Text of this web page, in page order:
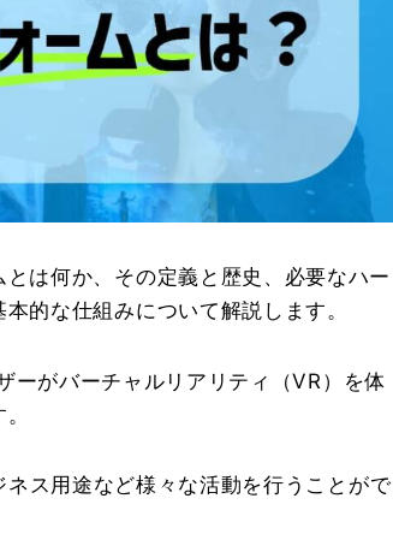
は何か、その定義と歴史、必要なハー
的な仕組みについて解説します。
ーがバーチャルリアリティ（VR）を体
ス用途など様々な活動を行うことがで